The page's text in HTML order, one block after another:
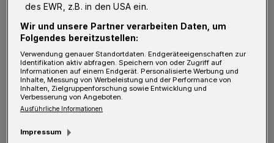
H erzliches Beileid der Firmengruppe
Küpper und Frau Lechner zur
Zerstörung am Wupperweg. Schrecklich ist so
etwas. Und es geht ja noch weiter: Ebenfalls
im Spätherbst (in der Nacht vom 31. Oktober
auf 1. November, also Halloween) passierte,
des EWR, z.B. in den USA ein.
Wir und unsere Partner verarbeiten Daten, um
Folgendes bereitzustellen:
Verwendung genauer Standortdaten. Endgeräteeigenschaften zur
Identifikation aktiv abfragen. Speichern von oder Zugriff auf
Informationen auf einem Endgerät. Personalisierte Werbung und
Inhalte, Messung von Werbeleistung und der Performance von
Inhalten, Zielgruppenforschung sowie Entwicklung und
Verbesserung von Angeboten.
Ausführliche Informationen
Impressum